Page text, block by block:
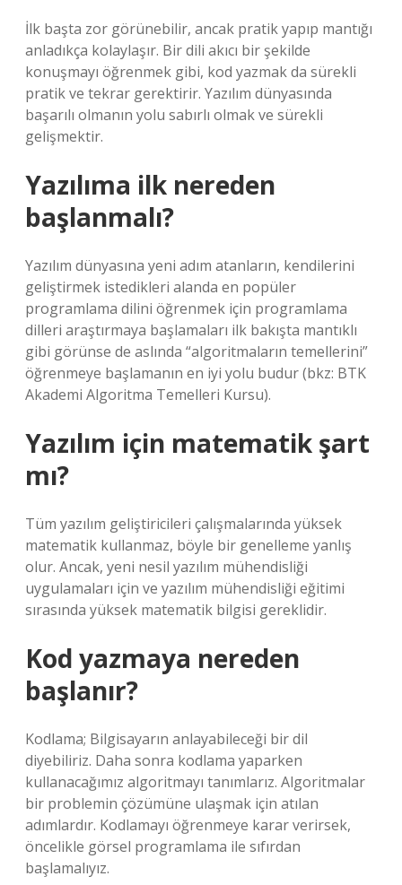
İlk başta zor görünebilir, ancak pratik yapıp mantığı
anladıkça kolaylaşır. Bir dili akıcı bir şekilde
konuşmayı öğrenmek gibi, kod yazmak da sürekli
pratik ve tekrar gerektirir. Yazılım dünyasında
başarılı olmanın yolu sabırlı olmak ve sürekli
gelişmektir.
Yazılıma ilk nereden
başlanmalı?
Yazılım dünyasına yeni adım atanların, kendilerini
geliştirmek istedikleri alanda en popüler
programlama dilini öğrenmek için programlama
dilleri araştırmaya başlamaları ilk bakışta mantıklı
gibi görünse de aslında “algoritmaların temellerini”
öğrenmeye başlamanın en iyi yolu budur (bkz: BTK
Akademi Algoritma Temelleri Kursu).
Yazılım için matematik şart
mı?
Tüm yazılım geliştiricileri çalışmalarında yüksek
matematik kullanmaz, böyle bir genelleme yanlış
olur. Ancak, yeni nesil yazılım mühendisliği
uygulamaları için ve yazılım mühendisliği eğitimi
sırasında yüksek matematik bilgisi gereklidir.
Kod yazmaya nereden
başlanır?
Kodlama; Bilgisayarın anlayabileceği bir dil
diyebiliriz. Daha sonra kodlama yaparken
kullanacağımız algoritmayı tanımlarız. Algoritmalar
bir problemin çözümüne ulaşmak için atılan
adımlardır. Kodlamayı öğrenmeye karar verirsek,
öncelikle görsel programlama ile sıfırdan
başlamalıyız.